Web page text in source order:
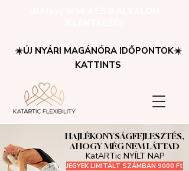
☀️ÚJ NYÁRI MAGÁNÓRA IDŐPONTOK☀️
KATTINTS
HAJLÉKONYSÁGFEJLESZTÉS,
AHOGY MÉG NEM LÁTTAD
KatARTic NYÍLT NAP
JEGYEK LIMITÁLT SZÁMBAN 9000 Ft